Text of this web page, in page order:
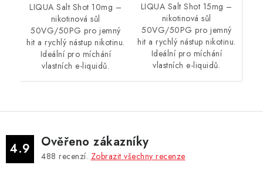
LIQUA Salt Shot 10mg –
nikotinová sůl
50VG/50PG pro jemný
hit a rychlý nástup nikotinu.
Ideální pro míchání
vlastních e-liquidů.
LIQUA Salt Shot 15mg –
nikotinová sůl
50VG/50PG pro jemný
hit a rychlý nástup nikotinu.
Ideální pro míchání
vlastních e-liquidů.
4.9 Ověřeno zákazníky
488 recenzí. Zobrazit všechny recenze